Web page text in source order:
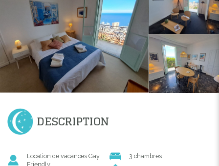
DESCRIPTION
Location de vacances Gay
Friendly
3 chambres